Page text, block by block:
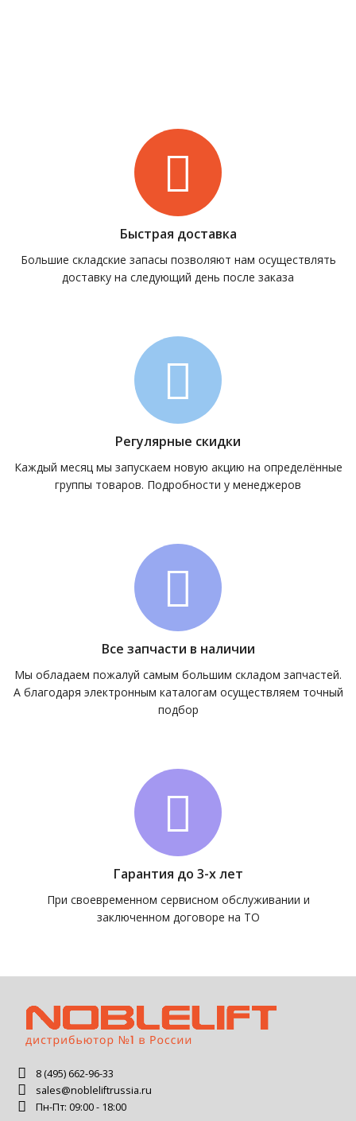
Быстрая доставка
Большие складские запасы позволяют нам осуществлять
доставку на следующий день после заказа
Регулярные скидки
Каждый месяц мы запускаем новую акцию на определённые
группы товаров. Подробности у менеджеров
Все запчасти в наличии
Мы обладаем пожалуй самым большим складом запчастей.
А благодаря электронным каталогам осуществляем точный
подбор
Гарантия до 3-х лет
При своевременном сервисном обслуживании и
заключенном договоре на ТО
8 (495) 662-96-33
sales@nobleliftrussia.ru
Пн-Пт: 09:00 - 18:00